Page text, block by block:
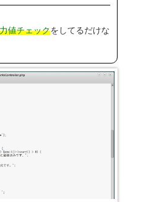
値チェックをしてるだけな